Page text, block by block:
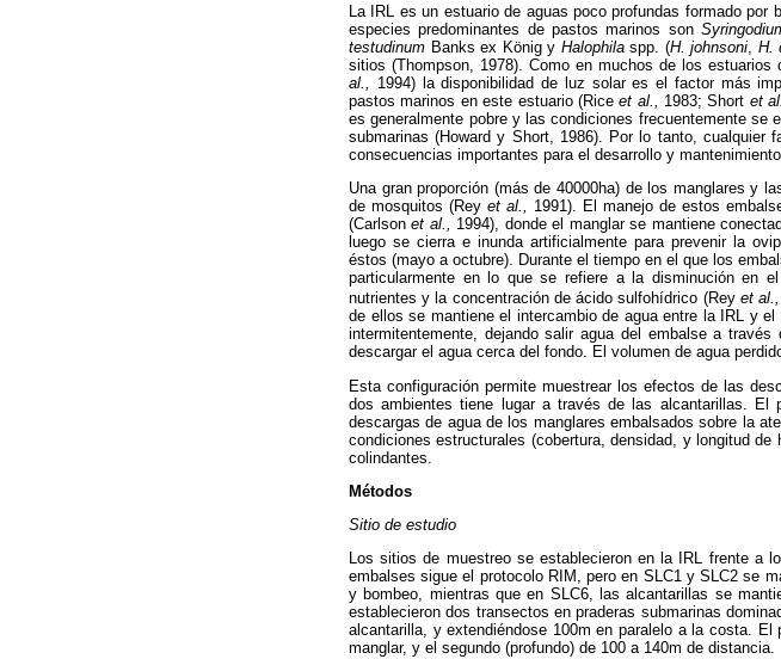
La IRL es un estuario de aguas poco profundas formado
especies predominantes de pastos marinos son
testudinum Banks ex König y Halophilaspp. (H. johnsoni H.
sitios (Thompson, 1978). Como en muchos de los estuarios
al.,
1994) la disponibilidad de luz solar es el factor más
pastos marinos en este estuario (Riceet al., 1983; Short et al.,
es generalmente pobre y las condiciones frecuentemente
submarinas (Howard y Short, 1986). Por lo tanto, cualquier
consecuencias importantes para el desarrollo y
Una gran proporción (más de 40000ha) de los manglares y
de mosquitos (Rey et al.,
1991). El manejo de estos
(Carlsonet al.,
1994), donde el manglar se mantiene
luego se cierra e inunda artificialmente para prevenir la
éstos (mayo a octubre). Durante el tiempo en el que los
particularmente en lo que se refiere a la disminución en
nutrientes y la concentración de ácido sulfohídrico (Rey et al.,
de ellos se mantiene el intercambio de agua entre la IRL y
intermitentemente, dejando salir agua del embalse a
descargar el agua cerca del fondo. El volumen de agua
Esta configuración permite muestrear los efectos de las
dos ambientes tiene lugar a través de las alcantarillas.
descargas de agua de los manglares embalsados sobre la
condiciones estructurales (cobertura, densidad, y longitud
colindantes.
Métodos
Sitio de estudio
Los sitios de muestreo se establecieron en la IRL frente a
embalses sigue el protocolo RIM, pero en SLC1 y SLC2 se
y bombeo, mientras que en SLC6, las alcantarillas se
establecieron dos transectos en praderas submarinas
alcantarilla, y extendiéndose 100m en paralelo a la costa. El
manglar, y el segundo (profundo) de 100 a 140m de distancia.